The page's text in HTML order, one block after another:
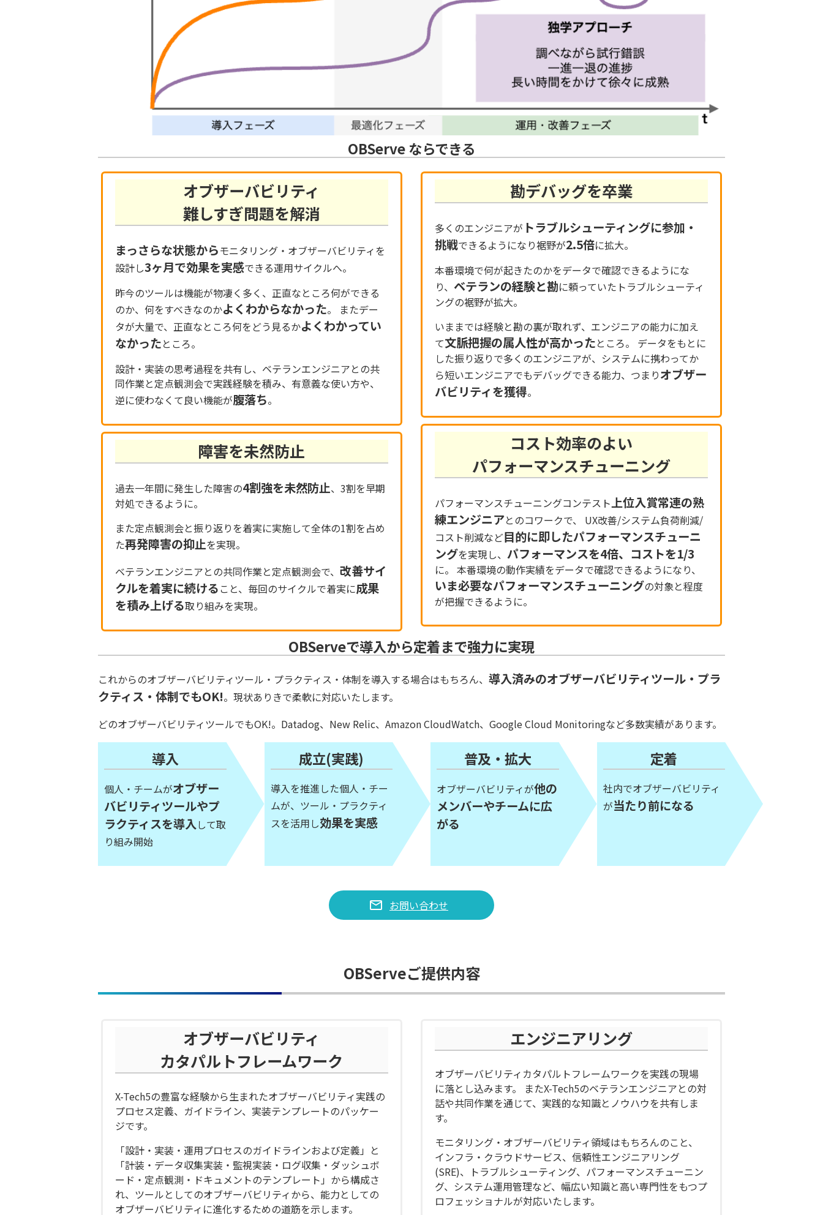
OBServe ならできる
オブザーバビリティ
難しすぎ問題を解消
まっさらな状態からモニタリング・オブザーバビリティを
設計し3ヶ月で効果を実感できる運用サイクルへ。
昨今のツールは機能が物凄く多く、正直なところ何ができる
のか、何をすべきなのかよくわからなかった。 またデー
タが大量で、正直なところ何をどう見るかよくわかってい
なかったところ。
設計・実装の思考過程を共有し、ベテランエンジニアとの共
同作業と定点観測会で実践経験を積み、有意義な使い方や、
逆に使わなくて良い機能が腹落ち。
障害を未然防止
過去一年間に発生した障害の4割強を未然防止、3割を早期
対処できるように。
また定点観測会と振り返りを着実に実施して全体の1割を占め
た再発障害の抑止を実現。
ベテランエンジニアとの共同作業と定点観測会で、 改善サイ
クルを着実に続ける こと、毎回のサイクルで着実に成果
を積み上げる取り組みを実現。
勘デバッグを卒業
多くのエンジニアが トラブルシューティングに参加・
挑戦できるようになり裾野が2.5倍に拡大。
本番環境で何が起きたのかをデータで確認できるようにな
り、 ベテランの経験と勘に頼っていたトラブルシューティ
ングの裾野が拡大。
いままでは経験と勘の裏が取れず、エンジニアの能力に加え
て文脈把握の属人性が高かったところ。 データをもとに
した振り返りで多くのエンジニアが、システムに携わってか
ら短いエンジニアでもデバッグできる能力、つまりオブザー
バビリティを獲得。
コスト効率のよい
パフォーマンスチューニング
パフォーマンスチューニングコンテスト上位入賞常連の熟
練エンジニアとのコワークで、 UX改善/システム負荷削減/
コスト削減など目的に即したパフォーマンスチューニ
ングを実現し、パフォーマンスを4倍、コストを1/3
に。 本番環境の動作実績をデータで確認できるようになり、
いま必要なパフォーマンスチューニングの対象と程度
が把握できるように。
OBServeで導入から定着まで強力に実現
これからのオブザーバビリティツール・プラクティス・体制を導入する場合はもちろん、 導入済みのオブザーバビリティツール・プラ
クティス・体制でもOK!。現状ありきで柔軟に対応いたします。
どのオブザーバビリティツールでもOK!。Datadog、New Relic、Amazon CloudWatch、Google Cloud Monitoringなど多数実績があります。
導入
個人・チームがオブザー
バビリティツールやプ
ラクティスを導入して取
り組み開始
成立(実践)
導入を推進した個人・チー
ムが、ツール・プラクティ
スを活用し効果を実感
普及・拡大
オブザーバビリティが他の
メンバーやチームに広
がる
定着
社内でオブザーバビリティ
が当たり前になる
mail お問い合わせ
OBServeご提供内容
オブザーバビリティ
カタパルトフレームワーク
X-Tech5の豊富な経験から生まれたオブザーバビリティ実践の
プロセス定義、ガイドライン、実装テンプレートのパッケー
ジです。
「設計・実装・運用プロセスのガイドラインおよび定義」と
「計装・データ収集実装・監視実装・ログ収集・ダッシュボ
ード・定点観測・ドキュメントのテンプレート」から構成さ
れ、ツールとしてのオブザーバビリティから、能力としての
オブザーバビリティに進化するための道筋を示します。
エンジニアリング
オブザーバビリティカタパルトフレームワークを実践の現場
に落とし込みます。 またX-Tech5のベテランエンジニアとの対
話や共同作業を通じて、実践的な知識とノウハウを共有しま
す。
モニタリング・オブザーバビリティ領域はもちろんのこと、
インフラ・クラウドサービス、信頼性エンジニアリング
(SRE)、トラブルシューティング、パフォーマンスチューニン
グ、システム運用管理など、幅広い知識と高い専門性をもつプ
ロフェッショナルが対応いたします。